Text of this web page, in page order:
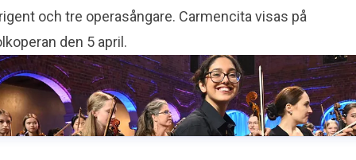
och tre operasångare. Carmencita visas på
den 5 april.